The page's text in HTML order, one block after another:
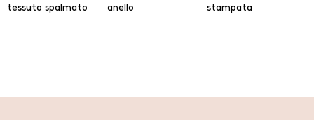
tessuto spalmato
anello
stampata